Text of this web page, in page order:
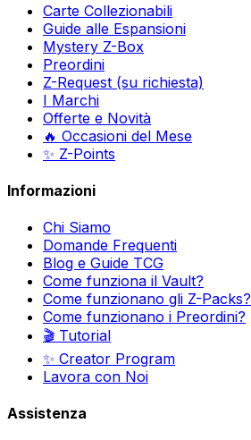
Carte Collezionabili
Guide alle Espansioni
Mystery Z-Box
Preordini
Z-Request (su richiesta)
I Marchi
Offerte e Novità
🔥 Occasioni del Mese
✨ Z-Points
Informazioni
Chi Siamo
Domande Frequenti
Blog e Guide TCG
Come funziona il Vault?
Come funzionano gli Z-Packs?
Come funzionano i Preordini?
🎬 Tutorial
✨ Creator Program
Lavora con Noi
Assistenza